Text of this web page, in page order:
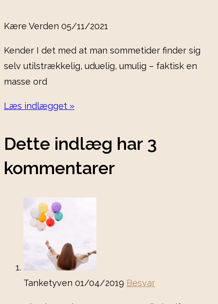
Kære Verden 05/11/2021
Kender I det med at man sommetider finder sig
selv utilstrækkelig, uduelig, umulig – faktisk en
masse ord
Læs indlægget »
Dette indlæg har 3
kommentarer
Tanketyven 01/04/2019 Besvar